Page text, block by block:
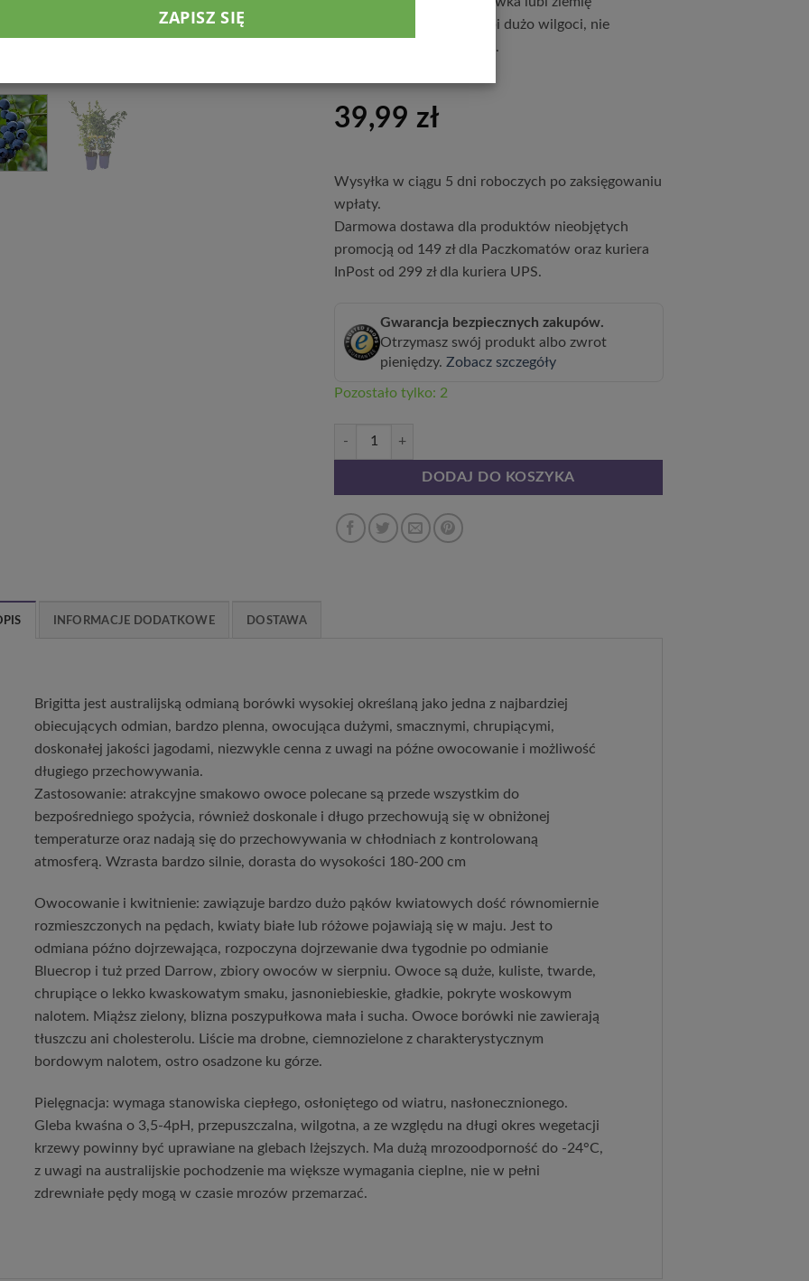
kwaśną. Borówka lubi dużo wilgoci, nie
lubi jednak zalewania.
39,99 zł
Wysyłka w ciągu 5 dni roboczych po zaksięgowaniu
wpłaty.
Darmowa dostawa dla produktów nieobjętych
promocją od 149 zł dla Paczkomatów oraz kuriera
InPost od 299 zł dla kuriera UPS.
Gwarancja bezpiecznych zakupów.
Otrzymasz swój produkt albo zwrot
pieniędzy.Zobacz szczegóły
Pozostało tylko: 2
ilość Borówka Amerykańska Brigitta poj. 4L
DODAJ DO KOSZYKA
INFORMACJE DODATKOWE DOSTAWA
Brigitta jest australijską odmianą borówki wysokiej określaną jako jedna z najbardziej
obiecujących odmian, bardzo plenna, owocująca dużymi, smacznymi, chrupiącymi,
doskonałej jakości jagodami, niezwykle cenna z uwagi na późne owocowanie i możliwość
długiego przechowywania.
Zastosowanie: atrakcyjne smakowo owoce polecane są przede wszystkim do
bezpośredniego spożycia, również doskonale i długo przechowują się w obniżonej
temperaturze oraz nadają się do przechowywania w chłodniach z kontrolowaną
atmosferą. Wzrasta bardzo silnie, dorasta do wysokości 180-200 cm
Owocowanie i kwitnienie: zawiązuje bardzo dużo pąków kwiatowych dość równomiernie
rozmieszczonych na pędach, kwiaty białe lub różowe pojawiają się w maju. Jest to
odmiana późno dojrzewająca, rozpoczyna dojrzewanie dwa tygodnie po odmianie
Bluecrop i tuż przed Darrow, zbiory owoców w sierpniu. Owoce są duże, kuliste, twarde,
chrupiące o lekko kwaskowatym smaku, jasnoniebieskie, gładkie, pokryte woskowym
nalotem. Miąższ zielony, blizna poszypułkowa mała i sucha. Owoce borówki nie zawierają
tłuszczu ani cholesterolu. Liście ma drobne, ciemnozielone z charakterystycznym
bordowym nalotem, ostro osadzone ku górze.
Pielęgnacja: wymaga stanowiska ciepłego, osłoniętego od wiatru, nasłonecznionego.
Gleba kwaśna o 3,5-4pH, przepuszczalna, wilgotna, a ze względu na długi okres wegetacji
krzewy powinny być uprawiane na glebach lżejszych. Ma dużą mrozoodporność do -24°C,
z uwagi na australijskie pochodzenie ma większe wymagania cieplne, nie w pełni
zdrewniałe pędy mogą w czasie mrozów przemarzać.